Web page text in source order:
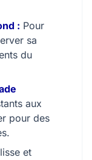
: Pour
sa
du
aux
pour des
et